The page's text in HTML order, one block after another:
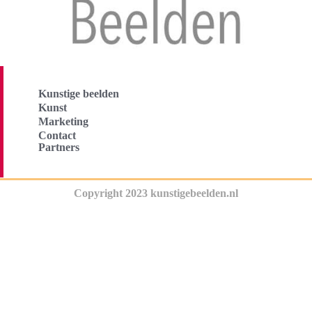
Kunstige beelden
Kunst
Marketing
Contact
Partners
Copyright 2023 kunstigebeelden.nl